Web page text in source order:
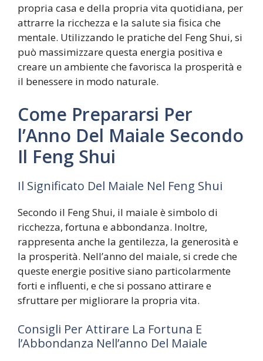
propria casa e della propria vita quotidiana, per
attrarre la ricchezza e la salute sia fisica che
mentale. Utilizzando le pratiche del Feng Shui, si
può massimizzare questa energia positiva e
creare un ambiente che favorisca la prosperità e
il benessere in modo naturale.
Come Prepararsi Per
l’Anno Del Maiale Secondo
Il Feng Shui
Il Significato Del Maiale Nel Feng Shui
Secondo il Feng Shui, il maiale è simbolo di
ricchezza, fortuna e abbondanza. Inoltre,
rappresenta anche la gentilezza, la generosità e
la prosperità. Nell’anno del maiale, si crede che
queste energie positive siano particolarmente
forti e influenti, e che si possano attirare e
sfruttare per migliorare la propria vita.
Consigli Per Attirare La Fortuna E
l’Abbondanza Nell’anno Del Maiale